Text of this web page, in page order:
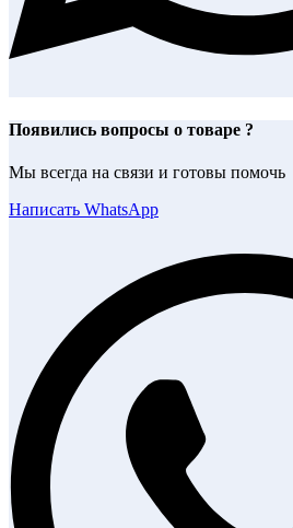
Появились вопросы о товаре ?
Мы всегда на связи и готовы помочь
Написать WhatsApp